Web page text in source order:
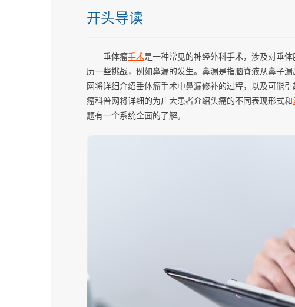
开头导读
垂体瘤手术是一种常见的神经外科手术，涉及对垂
历一些挑战，例如鼻漏的发生。鼻漏是指脑脊液从鼻子
网将详细介绍垂体瘤手术中鼻漏修补的过程，以及可能引
瘤科普网将详细的为广大患者介绍头痛的不同表现形式和
题有一个系统全面的了解。